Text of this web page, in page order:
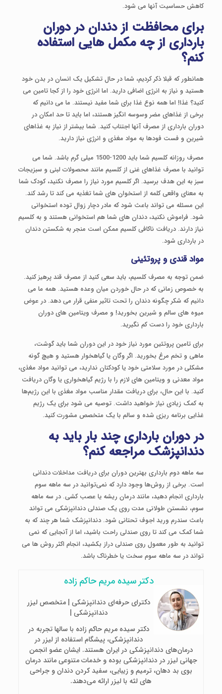
کاهش حساسیت آنها می شود.
برای محافظت از دندان در دوران
بارداری از چه مکمل هایی استفاده
کنم؟
همانطور که قبلا ذکر کردیم، شما در حال تشکیل یک انسان در بدن خود
هستید و نیاز به انرژی اضافی دارید. اما انرژی خود را از کجا تامین می
کنید؟ غذا! اما همه نوع غذا برای شما مفید نیستند. ما می دانیم که
برخی از غذاهای مضر وسوسه انگیز هستند، اما باید تا حد امکان در
دوران بارداری از مصرف آنها اجتناب کنید. شما بیشتر از نیاز به غذاهای
شیرین و فست فودها به مواد مغذی و انرژی نیاز دارید.
مصرف روزانه کلسیم شما باید 1200-1500 میلی گرم باشد. شما می
توانید با مصرف غذاهای غنی از کلسیم مانند محصولات لبنی و سبزیجات
سبز به این هدف برسید. اگر کلسیم مورد نیاز را مصرف نکنید، کودک شما
به معنای واقعی کلمه از استخوان های شما تغذیه می کند تا رشد کند.
این مسئله می تواند باعث شود که مادر دچار زوال توده استخوانی
شود. فراموش نکنید، دندان های شما هم استخوانی هستند و به کلسیم
نیاز دارند. دریافت ناکافی کلسیم ممکن است منجر به شکستن دندان
در بارداری شود.
مواد قندی و پروتئینی
ضمن توجه به مصرف کلسیم، باید سعی کنید از مصرف قند پرهیز کنید.
به خصوص زمانی که در حال خوردن میان وعده هستید. همه ما می
دانیم که شکر چگونه دندان را تحت تاثیر منفی قرار می دهد. در عوض
میوه های سالم و شیرین بخورید! و مصرف ویتامین های دوران
بارداری خود را دست کم نگیرید.
برای تامین پروتئین مورد نیاز خود در این دوران شما باید گوشت،
ماهی و تخم مرغ بخورید. اگر وگان یا گیاهخوار هستید و هیچ گونه
مشکلی در مورد سلامتی خود یا کودکتان ندارید، می توانید مواد مغذی،
مواد معدنی و ویتامین های لازم را با رژیم گیاهخواری یا وگان دریافت
کنید. با این حال، برای دریافت مقدار مناسب مواد مغذی با این رژیم‌ها
به کمک زیادی نیاز خواهید داشت. توصیه می شود برای یک رژیم
غذایی برنامه ریزی شده و سالم با یک متخصص مشورت کنید.
در دوران بارداری چند بار باید به
دندانپزشک مراجعه کنم؟
سه ماهه دوم بارداری بهترین دوران برای دریافت مداخلات دندانی
است. برخی از روش‌ها وجود دارد که نمی‌توانید در سه ماهه سوم
بارداری انجام دهید، مانند درمان ریشه یا عصب کشی. در سه ماهه
سوم، نشستن طولانی مدت روی یک صندلی دندانپزشکی می تواند
باعث سندرم ورید اجوف تحتانی شود. دندانپزشک شما هر چند که به
شما کمک می کند تا روی صندلی راحت باشید، اما از آنجایی که نمی
توانید به طور معمول روی صندلی دراز بکشید، انجام اکثر روش ها می
تواند در سه ماهه سوم سخت یا خطرناک باشد.
دکتر سیده مریم حاکم زاده
دکترای حرفه‌ای دندانپزشکی | متخصص لیزر
دندانپزشکی |
دکتر سیده مریم حاکم زاده با سالها تجربه در
دندانپزشکی، پیشگام استفاده از لیزر در
درمان‌های دندانپزشکی در ایران هستند. ایشان عضو انجمن
جهانی لیزر در دندانپزشکی بوده و خدمات متنوعی مانند درمان
بوی بد دهان، ترمیم و زیبایی، سفید کردن دندان و جراحی
های لثه با لیزر ارائه می‌دهند.